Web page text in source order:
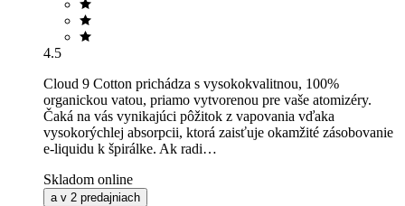
4.5
Cloud 9 Cotton prichádza s vysokokvalitnou, 100%
organickou vatou, priamo vytvorenou pre vaše atomizéry.
Čaká na vás vynikajúci pôžitok z vapovania vďaka
vysokorýchlej absorpcii, ktorá zaisťuje okamžité zásobovanie
e-liquidu k špirálke. Ak radi…
Skladom online
a v 2 predajniach